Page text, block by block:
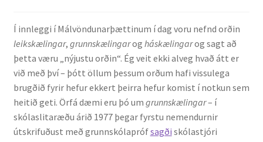
Myndir
Kennsla
Kennd námskeið
Kennsluefni
Í innleggi í Málvöndunarþættinum í dag voru nefnd orðin
leikskælingar, grunnskælingarog háskælingarog sagt að
þetta væru „nýjustu orðin“. Ég veit ekki alveg hvað átt er
við með því – þótt öllum þessum orðum hafi vissulega
brugðið fyrir hefur ekkert þeirra hefur komist í notkun sem
heitið geti. Örfá dæmi eru þó um grunnskælingar– í
skólaslitaræðu árið 1977 þegar fyrstu nemendurnir
útskrifuðust með grunnskólaprófsagði skólastjóri